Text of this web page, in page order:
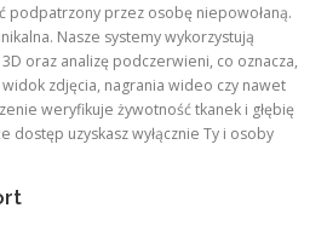
podpatrzony przez osobę niepowołaną.
Nasze systemy wykorzystują
oraz analizę podczerwieni, co oznacza,
zdjęcia, nagrania wideo czy nawet
weryfikuje żywotność tkanek i głębię
dostęp uzyskasz wyłącznie Ty i osoby